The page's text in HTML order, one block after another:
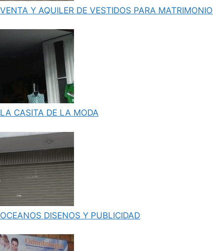
VENTA Y AQUILER DE VESTIDOS PARA MATRIMONIO
LA CASITA DE LA MODA
OCEANOS DISENOS Y PUBLICIDAD